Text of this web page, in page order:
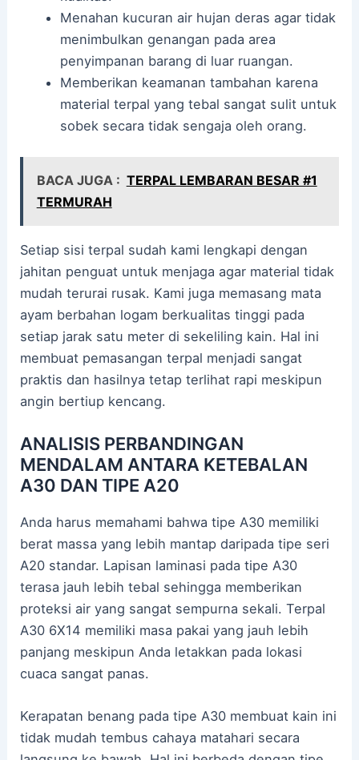
Menahan kucuran air hujan deras agar tidak
menimbulkan genangan pada area
penyimpanan barang di luar ruangan.
Memberikan keamanan tambahan karena
material terpal yang tebal sangat sulit untuk
sobek secara tidak sengaja oleh orang.
BACA JUGA : TERPAL LEMBARAN BESAR #1
TERMURAH
Setiap sisi terpal sudah kami lengkapi dengan
jahitan penguat untuk menjaga agar material tidak
mudah terurai rusak. Kami juga memasang mata
ayam berbahan logam berkualitas tinggi pada
setiap jarak satu meter di sekeliling kain. Hal ini
membuat pemasangan terpal menjadi sangat
praktis dan hasilnya tetap terlihat rapi meskipun
angin bertiup kencang.
ANALISIS PERBANDINGAN
MENDALAM ANTARA KETEBALAN
A30 DAN TIPE A20
Anda harus memahami bahwa tipe A30 memiliki
berat massa yang lebih mantap daripada tipe seri
A20 standar. Lapisan laminasi pada tipe A30
terasa jauh lebih tebal sehingga memberikan
proteksi air yang sangat sempurna sekali. Terpal
A30 6X14 memiliki masa pakai yang jauh lebih
panjang meskipun Anda letakkan pada lokasi
cuaca sangat panas.
Kerapatan benang pada tipe A30 membuat kain ini
tidak mudah tembus cahaya matahari secara